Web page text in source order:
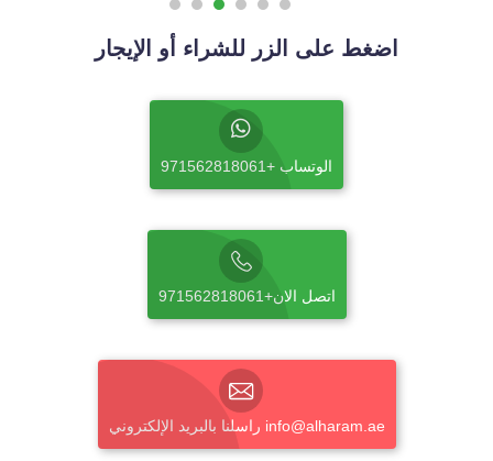
اضغط على الزر للشراء أو الإيجار
الوتساب +971562818061
اتصل الان+971562818061
راسلنا بالبريد الإلكتروني info@alharam.ae